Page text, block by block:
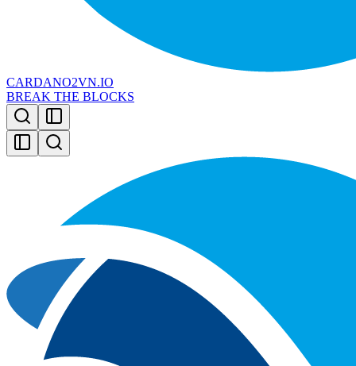
CARDANO2VN.IO
BREAK THE BLOCKS